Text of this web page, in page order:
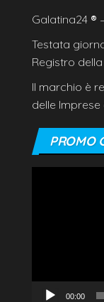
Galatina24 ®
Testata
Registro
Il marchio è
delle Imprese
PROMO
00:00